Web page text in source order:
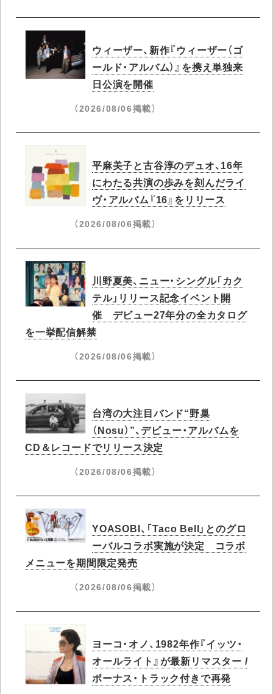
ウィーザー、新作『ウィーザー（ゴ
ールド・アルバム）』を携え単独来
日公演を開催
（2026/08/06掲載）
平麻美子と古谷淳のデュオ、16年
にわたる共演の歩みを刻んだライ
ヴ・アルバム『16』をリリース
（2026/08/06掲載）
川野夏美、ニュー・シングル「カク
テル」リリース記念イベント開
催 デビュー27年分の全カタログ
を一挙配信解禁
（2026/08/06掲載）
台湾の大注目バンド“野巢
（Nosu）”、デビュー・アルバムを
CD＆レコードでリリース決定
（2026/08/06掲載）
YOASOBI、「Taco Bell」とのグロ
ーバルコラボ実施が決定 コラボ
メニューを期間限定発売
（2026/08/06掲載）
ヨーコ・オノ、1982年作『イッツ・
オールライト』が最新リマスター /
ボーナス・トラック付きで再発